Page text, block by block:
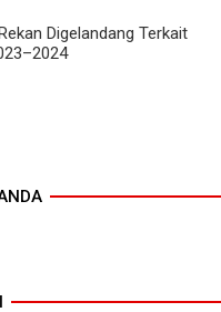
Digelandang Terkait